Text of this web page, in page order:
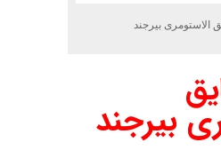
الاستومری بیرجند
بیرجند